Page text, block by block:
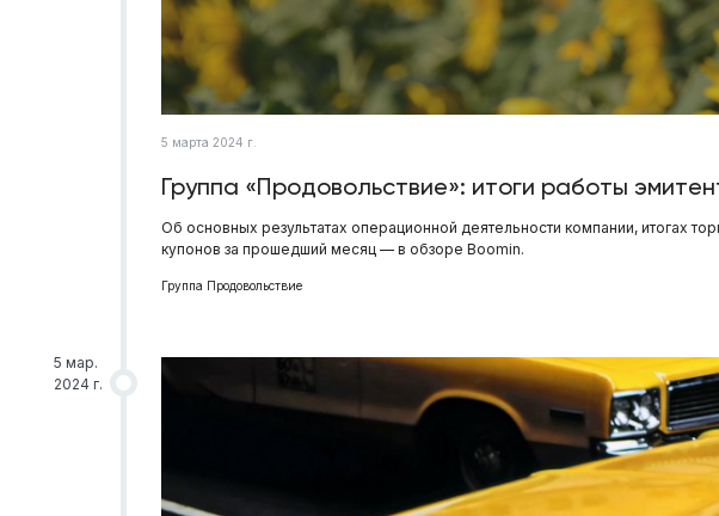
5 марта 2024 г.
Группа «Продовольствие»: итоги работы
Об основных результатах операционной деятельности компании, итогах
купонов за прошедший месяц — в обзоре Boomin.
Группа Продовольствие
5 мар.
2024 г.